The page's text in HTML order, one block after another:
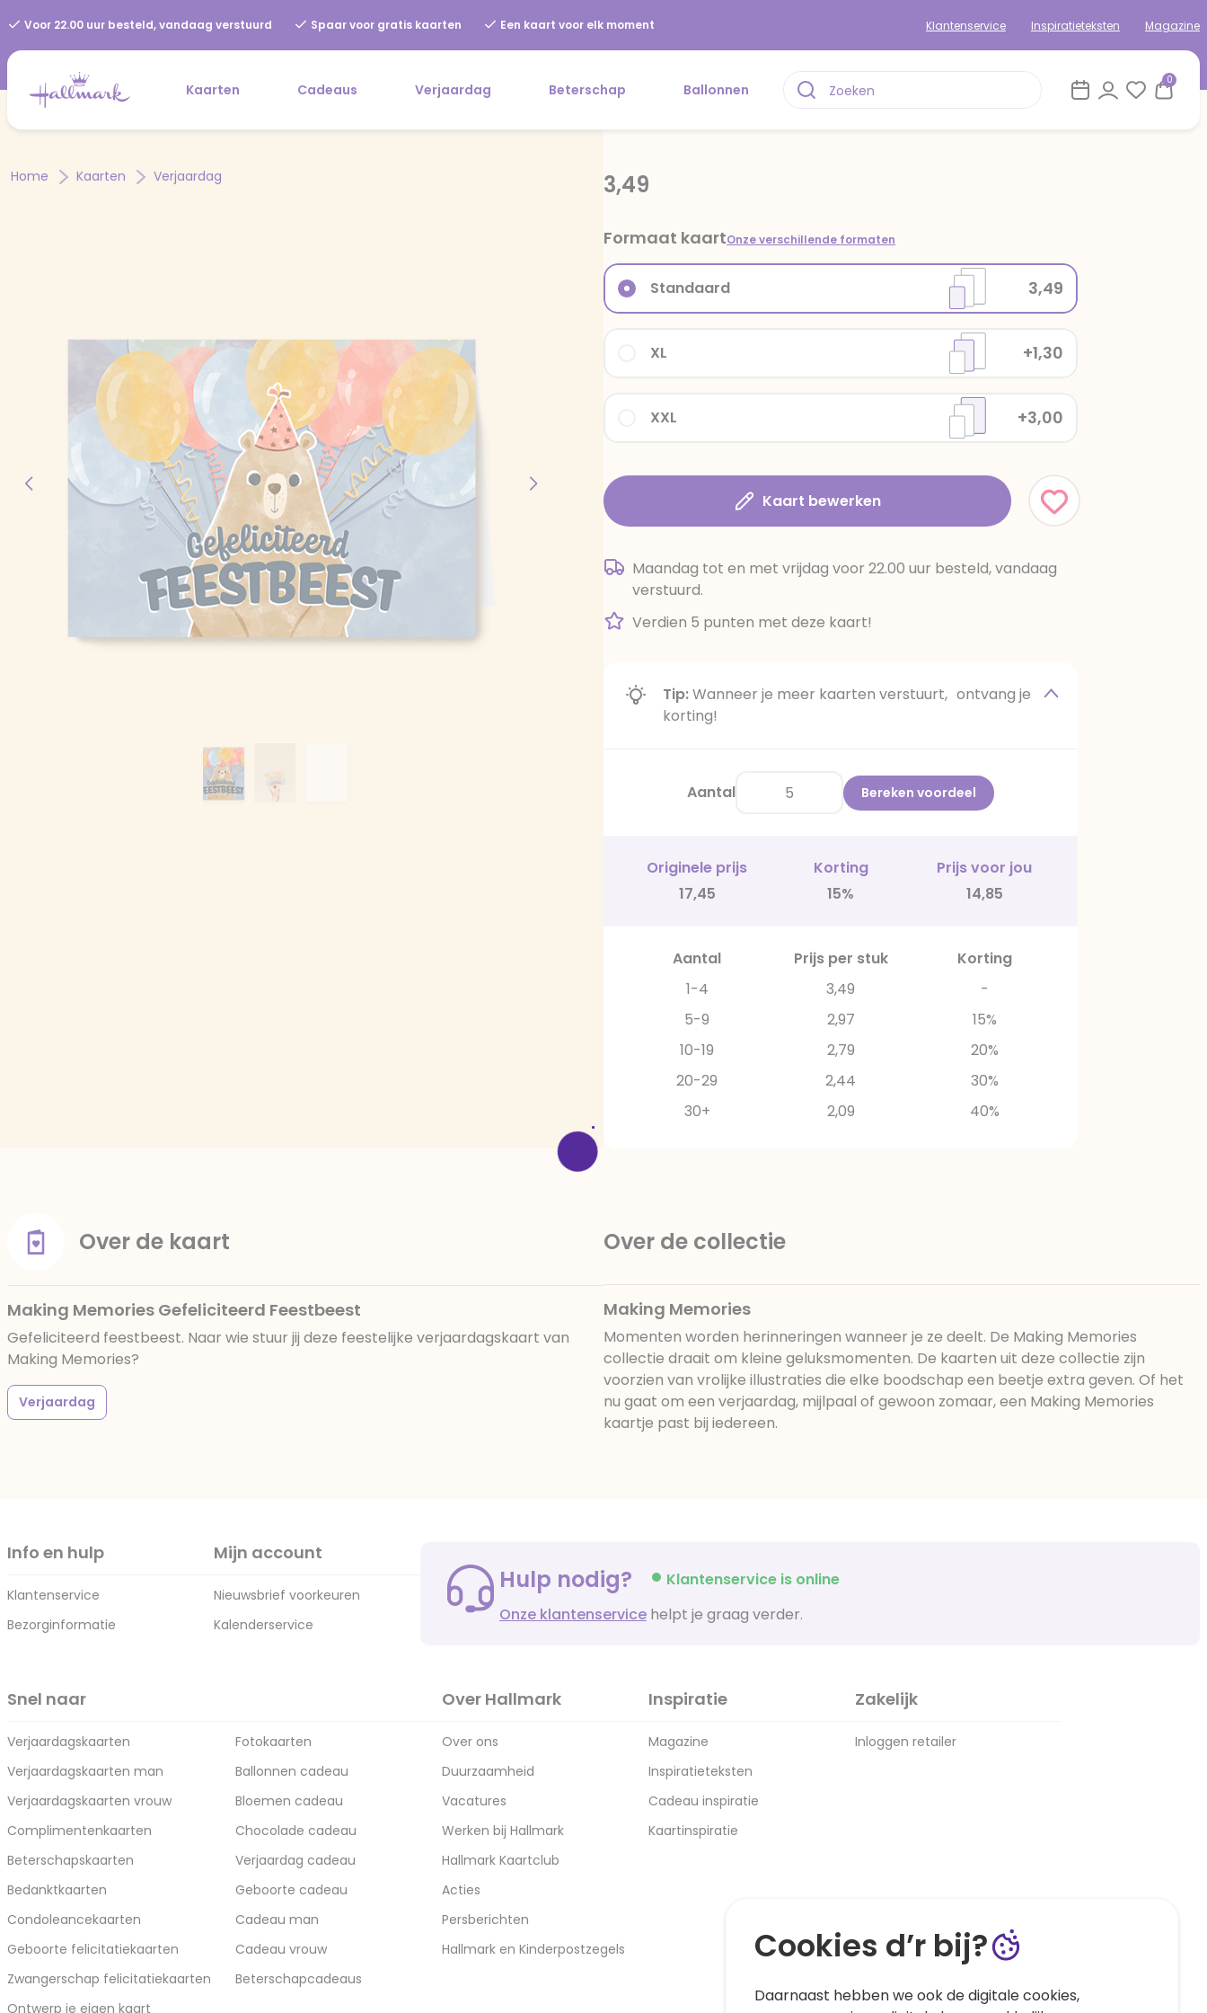
Voor 22.00 uur besteld, vandaag verstuurd Spaar voor gratis kaarten Een kaart voor elk moment Klantenservice Inspiratieteksten Magazine
Kaarten Cadeaus Verjaardag Beterschap Ballonnen
0
Home Kaarten Verjaardag 3,49
Formaat kaartOnze verschillende formaten
XXL +3,00
XL +1,30
Standaard 3,49
Kaart bewerken
Maandag tot en met vrijdag voor 22.00 uur besteld, vandaag
verstuurd.
Verdien 5 punten met deze kaart!
Tip:Wanneer je meer kaarten verstuurt, ontvang je
korting!
Aantal Bereken voordeel
Originele prijs Korting
Prijs voor jou
17,45
15% 14,85
Aantal Prijs per stuk
Korting
1-4
3,49
-
5-9
2,97
15%
10-19
2,79
20%
20-29
2,44
30%
30+
2,09 40%
Over de kaart
Making Memories Gefeliciteerd Feestbeest
Gefeliciteerd feestbeest. Naar wie stuur jij deze feestelijke verjaardagskaart van
Making Memories?
Verjaardag
Over de collectie
Making Memories
Momenten worden herinneringen wanneer je ze deelt. De Making Memories
collectie draait om kleine geluksmomenten. De kaarten uit deze collectie zijn
voorzien van vrolijke illustraties die elke boodschap een beetje extra geven. Of het
nu gaat om een verjaardag, mijlpaal of gewoon zomaar, een Making Memories
kaartje past bij iedereen.
Info en hulp
Klantenservice
Bezorginformatie
Mijn account
Nieuwsbrief voorkeuren
Kalenderservice
Hulp nodig?
Klantenservice is online
Onze klantenservice helpt je graag verder.
Snel naar
Verjaardagskaarten
Verjaardagskaarten man
Verjaardagskaarten vrouw
Complimentenkaarten
Beterschapskaarten
Bedanktkaarten
Condoleancekaarten
Geboorte felicitatiekaarten
Zwangerschap felicitatiekaarten
Ontwerp je eigen kaart
Fotokaarten
Ballonnen cadeau
Bloemen cadeau
Chocolade cadeau
Verjaardag cadeau
Geboorte cadeau
Cadeau man
Cadeau vrouw
Beterschapcadeaus
Over Hallmark
Over ons
Duurzaamheid
Vacatures
Werken bij Hallmark
Hallmark Kaartclub
Acties
Persberichten
Hallmark en Kinderpostzegels
Inspiratie
Magazine
Inspiratieteksten
Cadeau inspiratie
Kaartinspiratie
Zakelijk
Inloggen retailer
Cookies d’r bij?
Daarnaast hebben we ook de digitale cookies,